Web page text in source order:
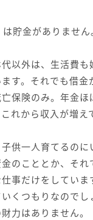
貯金がありません
以外は、生活費も
す。それでも借金
保険のみ。年金ほ
れから収入が増え
供一人育てるのに
のこととか、それ
事だけをしていま
くつもりなのでし
力はありません。